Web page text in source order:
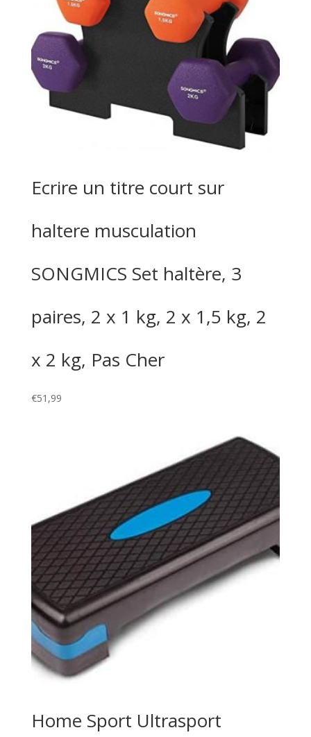
Ecrire un titre court sur
haltere musculation
SONGMICS Set haltère, 3
paires, 2 x 1 kg, 2 x 1,5 kg, 2
x 2 kg, Pas Cher
€51,99
Home Sport Ultrasport